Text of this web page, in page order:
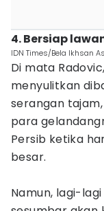
4. Bersiap
IDN Times/Bela Ikhsan
Di mata
menyulitkan
serangan
para
Persib ketika
besar.
Namun, lagi-